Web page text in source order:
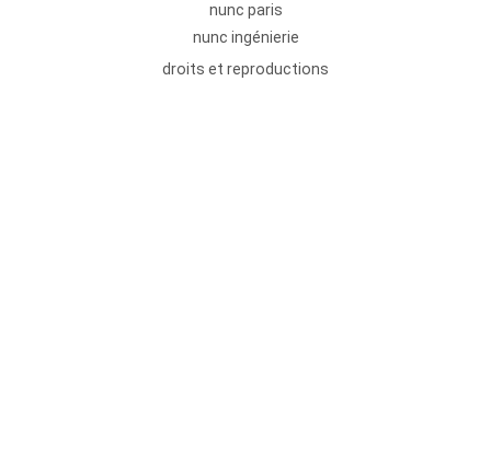
nunc paris
nunc ingénierie
droits et reproductions